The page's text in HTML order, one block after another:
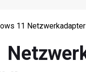
11